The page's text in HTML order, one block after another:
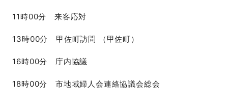
11時00分 来客応対
13時00分 甲佐町訪問 （甲佐町）
16時00分 庁内協議
18時00分 市地域婦人会連絡協議会総会